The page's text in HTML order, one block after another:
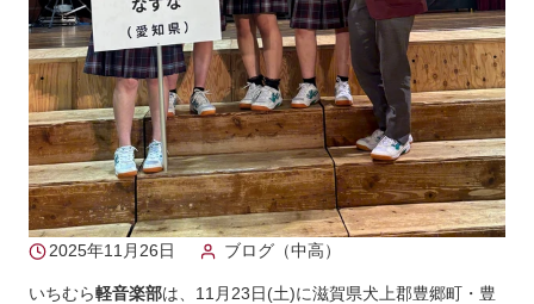
2025年11月26日 ブログ（中高）
いちむら軽音楽部は、11月23日(土)に滋賀県犬上郡豊郷町・豊